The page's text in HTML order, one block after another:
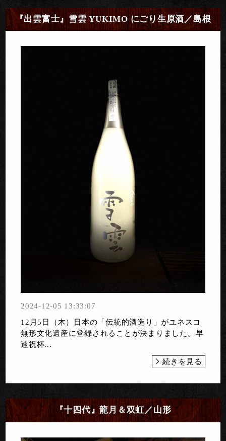
『出雲富士』雪雲 YUKIMO にごり生原酒／島根
2024-12-05 13:33:07
12月5日（木）日本の「伝統的酒造り」がユネスコ
無形文化遺産に登録されることが決まりました。早
速祝杯...
続きを見る
『十四代』龍月＆双虹／山形